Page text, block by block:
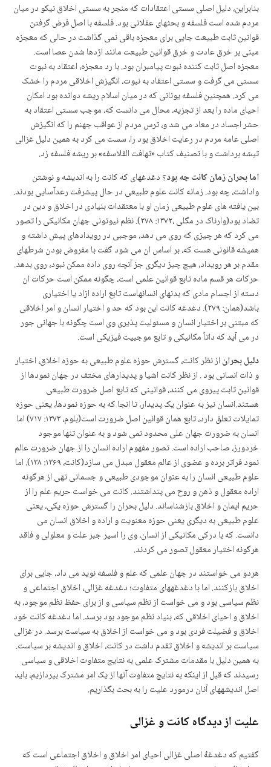
بنابراین، دلیل اصلی سستی اعتقادات که منجر به سستی اخلاق نیکو در میان
مردم شده است فلسفه و بحثهای عقلانی بود. فلسفه با اصل فرض گرفتن
قوانین ثابت طبیعت جایی برای معجزه باقی نمی گذاشت در حالی که معجزه
مبنی بر خرق عادت و خرق قوانین طبیعت مانند اژدها شدن عصا است.
معجزه اصل ثابت کننده نبوت پیامبران بود. با رد معجزه، اعتقاد به نبوت
سستی می گرفت و سستی اعتقاد به نبوت، انگیزش اخلاقی مردم را خشک
می کرد. همچنین فلسفه یونانی که در میان اسلام ریشه دوانده بود امکان
احیای ماده را بعد از تجزیه، محال می دانست که، موجب سستی اعتقاد به
حشر اجساد در معاد می شد و، ترس مردم از عواقب جهنم را که انگیزش
اصلی عامه مردم در رعایت اخلاق بود را، سست می کرد به همین دلیل غزالی
تیشه برداشت و با تصنیف کتاب «تهافت الفلاسفه» بر ریشه فلسفه زد.
اما بحران زمان کانت چه بود؟ دغدغه­ای که کانت را به اندیشه و نوشتن
واداشت، چه بود. زمانه کانت علوم طبیعی در حال پیشرفت رعدآسایی بودند.
بین یافته های علوم طبیعی زمان او با معتقدات بنیادی در اخلاق و دین در
تضاد بود(وارناک در مگلی ،۱۳۷۲: ۲۷۸). نظم نیوتونی جهان مکانیکی را تصور
می کرد که هر چیزی که روی می دهد، موجبی در رویدادهای پیش داشته و
همیشه قانونی هست که، بر اساس ان می شود گفت با مفروض بودن شرطهای
مقدم بر هر رویداد، هیچ چیز دیگری جز آنچه روی داده ممکن نبود، روی بدهد.
حرکات هر قسم ماده تابع قوانین علمی است، چگونه ممکن است حرکات ان
دسته از اجسام مادی که بدنهای انسانهاست تابع اراده ازاد یا اختیاری
باشد(همان: ۲۷۹). دغدغه کانت این بود که حد و اختیار انسان و امر اخلاقی
که مبتنی بر اختیار انسان و مسئولیت پذیری وی است چگونه با جهانی جور
در می آید که داتاً مکانیکی و تابع موجبیت فیزیکی است.
دلیل بحراناز نظر کانت، گسترش حوزه علوم طبیعی به حوزه اخلاق، اختیار
و ذات انسانی بود . از نظر کانت اشیا و پدیدارهای مختف در جهان نمودها از
قوانین ثابت پیروی می کنند، قوانینی که تابع اصل ضرورت طبیعی
هستند.انسان نیز به عنوان یک پدیدار، تا انجا که به حوزه نمودها، یعنی حوزه
تمایلات تعلق دارد، تابع همان قوانین اصل ضرورت است(بلوم، ۱۳۷۳: ۷۱۷) اما
انسان به ضرورت جهان علی محدود نمی شود و به عنوان تنها موجود
خردورز، صاحب اراده است. تصور مفهوم اراده انسان را از جهان ضرورت عالم
نمود فراتر برده و عضوی از عالم معقول مبدل می سازد(کانت، ۱۳۶۹: ۱۳۸). اما
علوم طبیعی انسان را به عنوان موجودی طبیعی و جسمانی تهی از هرگونه
اراده معقول و ذهن و روح می پنداشتند. کانت می خواست حریم علم را از
حریم ایمان و اخلاق بازشناساند. دلیل بحران را گسترش حوزه یکی، یعنی
علوم طبیعی به دیگری یعنی حوزه معنویت و اراده و اخلاق انسان می
دانست. که با درکی مکانیکی از انسان، وی را اسیر جبر علت و معلولی و فاقد
هرگونه اختیار معقول تصور می کردند.
هردو می خواستند در جهان علمی که علم و فلسفه نوید می داد، جایی برای
اخلاق بازکنند. اما با دغدغه­های متفاوت؛ دغدغه غزالی، اخلاق اجتماعی و
نظم سیاسی بود و می خواست از نظم سیاسی و از برای حفظ نظم موجود، به
اخلاق و احیای اخلاقی که، بنیاد نظم موجود بود برسد. اما دغدغه کانت خود
اخلاق و فضیلت فردی بود و می خواست از اخلاق به سیاست برسد. در غزالی
سیاست بر اندیشه و اخلاق تقدم داشت در کانت، اخلاق و اندیشه بر سیاست.
به همین دلیل با مقدمات مشترک علمی به نتایج متفاوت اخلاقی و سیاسی
رسیدند که قبل از اینکه به نتایج متفاوت آنها از یک امر مشترک بپردازیم، باید
اصل اندیشه­های آنان درمورد علیت را به بحث بگذاریم.
علیت از دیدگاه کانت و غزالی
گفتیم که دغدغۀ اصلی غزالی احیای امر اخلاق و اخلاق اجتماعی است که